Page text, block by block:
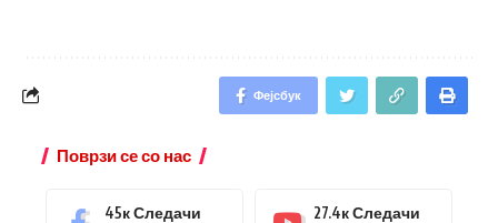
Фејсбук
Поврзи се со нас
45кСледачи 27.4кСледачи